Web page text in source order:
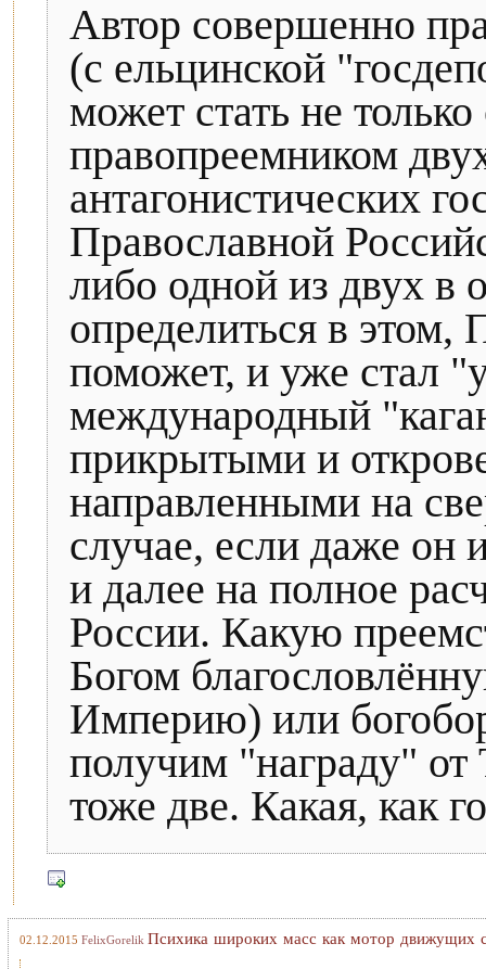
Автор совершенно
(с ельцинской
может стать не
правопреемником
антагонистических
Православной
либо одной из двух в
определиться в этом,
поможет, и уже стал
международный
прикрытыми и
направленными на
случае, если даже он
и далее на полное
России. Какую
Богом
Империю) или
получим "награду"
тоже две. Какая, как
02.12.2015 FelixGorelik Психика широких масс как мотор движущих